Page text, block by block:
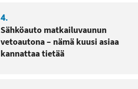
4.
Sähköauto matkailuvaunun
vetoautona – nämä kuusi asiaa
kannattaa tietää